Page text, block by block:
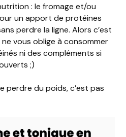
: le fromage et/ou
un apport de protéines
perdre la ligne. Alors c’est
vous oblige à consommer
ni des compléments si
;)
perdre du poids, c’est pas